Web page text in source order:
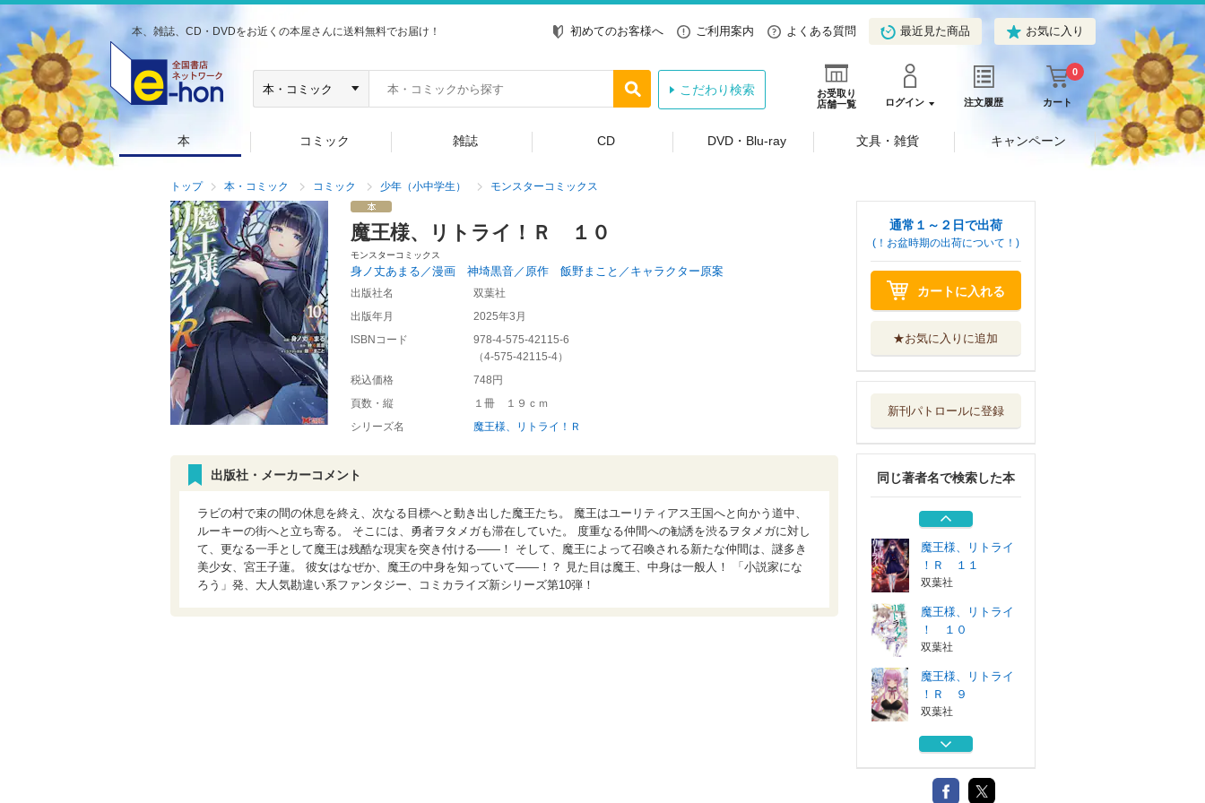
本、雑誌、CD・DVDをお近くの本屋さんに送料無料でお届け！ 初めてのお客様へ ご利用案内 よくある質問 最近見た商品 お気に入り
お受取り
店舗一覧
ログイン 注文履歴 カート
0
こだわり検索
本 コミック 雑誌 CD DVD・Blu-ray 文具・雑貨 キャンペーン
トップ 本・コミック コミック 少年（小中学生） モンスターコミックス
魔王様、リトライ！Ｒ １０
モンスターコミックス
身ノ丈あまる／漫画 神埼黒音／原作 飯野まこと／キャラクター原案
出版社名
双葉社
出版年月
2025年3月
ISBNコード
978-4-575-42115-6
（4-575-42115-4）
税込価格
748円
頁数・縦
１冊 １９ｃｍ
シリーズ名
魔王様、リトライ！Ｒ
出版社・メーカーコメント
ラビの村で束の間の休息を終え、次なる目標へと動き出した魔王たち。 魔王はユーリティアス王国へと向かう道中、
ルーキーの街へと立ち寄る。 そこには、勇者ヲタメガも滞在していた。 度重なる仲間への勧誘を渋るヲタメガに対し
て、更なる一手として魔王は残酷な現実を突き付ける――！ そして、魔王によって召喚される新たな仲間は、謎多き
美少女、宮王子蓮。 彼女はなぜか、魔王の中身を知っていて――！？ 見た目は魔王、中身は一般人！ 「小説家にな
ろう」発、大人気勘違い系ファンタジー、コミカライズ新シリーズ第10弾！
通常１～２日で出荷
(！お盆時期の出荷について！)
カートに入れる
★お気に入りに追加
新刊パトロールに登録
同じ著者名で検索した本
魔王様、リトライ
！Ｒ ９
魔王様、リトライ
双葉社
魔王様、リトライ
！ ９
双葉社
魔王様、リトライ
！Ｒ １１
双葉社
魔王様、リトライ
！ １０
双葉社
魔王様、リトライ
！Ｒ ９
双葉社
魔王様、リトライ
双葉社